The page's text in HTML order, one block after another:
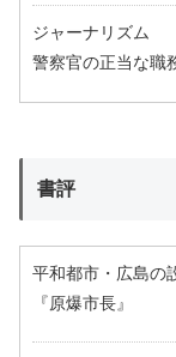
ジャーナリズム
警察官の正当な職
書評
平和都市・広島の
『原爆市長』